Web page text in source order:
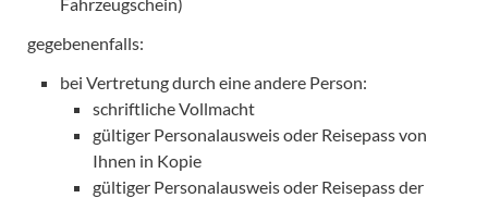
gegebenenfalls:
bei Vertretung durch eine andere Person:
schriftliche Vollmacht
gültiger Personalausweis oder Reisepass von
Ihnen in Kopie
gültiger Personalausweis oder Reisepass der